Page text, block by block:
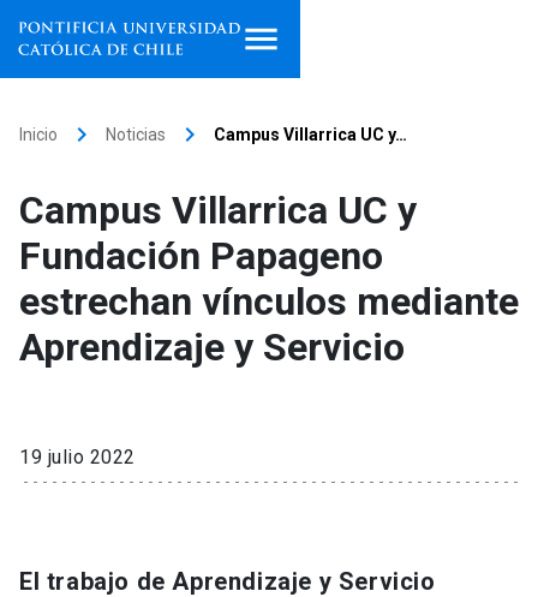
Facultades, escuelas e
institutos
Investigación
Inicio keyboard_arrow_right Noticias keyboard_arrow_right Campus Villarrica UC y…
Campus Villarrica UC y
Fundación Papageno
estrechan vínculos mediante
Aprendizaje y Servicio
19 julio 2022
El trabajo de Aprendizaje y Servicio